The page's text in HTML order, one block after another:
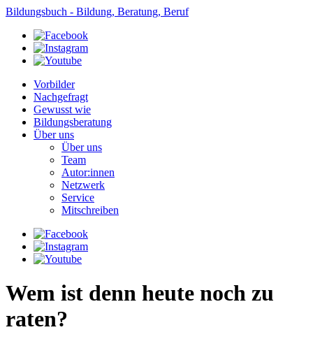
Bildungsbuch - Bildung, Beratung, Beruf
Vorbilder
Nachgefragt
Gewusst wie
Bildungsberatung
Über uns
Über uns
Team
Autor:innen
Netzwerk
Service
Mitschreiben
Wem ist denn heute noch zu
raten?